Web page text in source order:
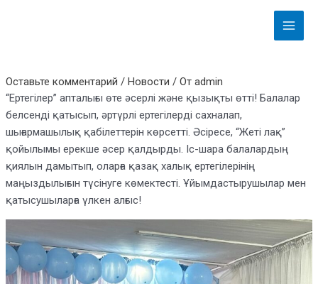
Main
Menu
Оставьте комментарий /Новости / Отadmin
“Ертегілер” апталығы өте әсерлі және қызықты өтті! Балалар
белсенді қатысып, әртүрлі ертегілерді сахналап,
шығармашылық қабілеттерін көрсетті. Әсіресе, “Жеті лақ”
қойылымы ерекше әсер қалдырды. Іс-шара балалардың
қиялын дамытып, оларға қазақ халық ертегілерінің
маңыздылығын түсінуге көмектесті. Ұйымдастырушылар мен
қатысушыларға үлкен алғыс!